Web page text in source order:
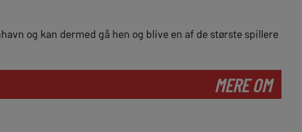
og kan dermed gå hen og blive en af de største spillere
MERE OM